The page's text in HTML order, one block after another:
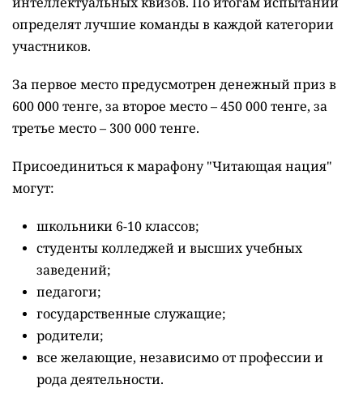
определят лучшие команды в каждой категории
участников.
За первое место предусмотрен денежный приз в
600 000 тенге, за второе место – 450 000 тенге, за
третье место – 300 000 тенге.
Присоединиться к марафону "Читающая нация"
могут:
школьники 6-10 классов;
студенты колледжей и высших учебных
заведений;
педагоги;
государственные служащие;
родители;
все желающие, независимо от профессии и
рода деятельности.